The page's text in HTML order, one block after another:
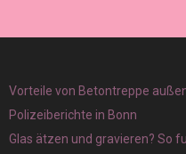
Vorteile von Betontreppe
Polizeiberichte in Bonn
Glas ätzen und gravieren? So